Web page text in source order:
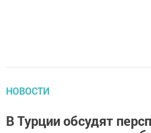
НОВОСТИ
В Турции обсудят